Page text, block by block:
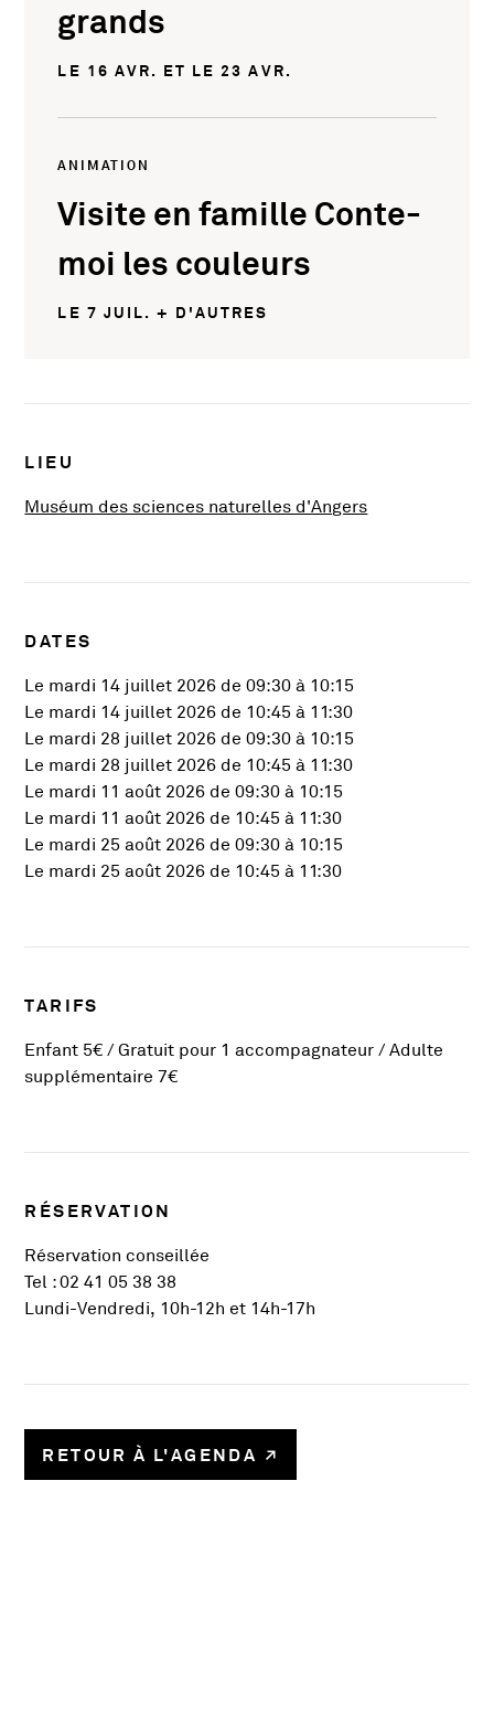
grands
LE 16 AVR. ET LE 23 AVR.
ANIMATION
Visite en famille Conte-
moi les couleurs
LE 7 JUIL. + D'AUTRES
LIEU
Muséum des sciences naturelles d'Angers, Ouvre une
DATES
Le mardi 14 juillet 2026 de 09:30 à 10:15
Le mardi 14 juillet 2026 de 10:45 à 11:30
Le mardi 28 juillet 2026 de 09:30 à 10:15
Le mardi 28 juillet 2026 de 10:45 à 11:30
Le mardi 11 août 2026 de 09:30 à 10:15
Le mardi 11 août 2026 de 10:45 à 11:30
Le mardi 25 août 2026 de 09:30 à 10:15
Le mardi 25 août 2026 de 10:45 à 11:30
TARIFS
Enfant 5€ / Gratuit pour 1 accompagnateur / Adulte
supplémentaire 7€
RÉSERVATION
Réservation conseillée
Tel : 02 41 05 38 38
Lundi-Vendredi, 10h-12h et 14h-17h
RETOUR À L'AGENDA